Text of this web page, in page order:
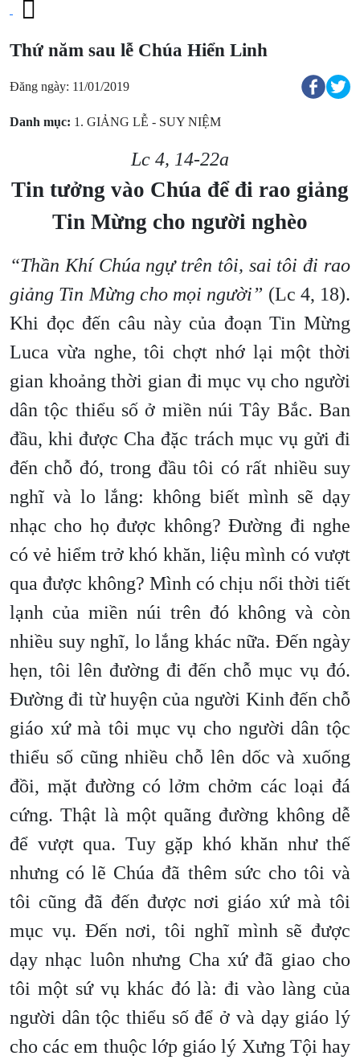
Thứ năm sau lễ Chúa Hiển Linh
Đăng ngày: 11/01/2019
Danh mục: 1. GIẢNG LỄ - SUY NIỆM
Lc 4, 14-22a
Tin tưởng vào Chúa để đi rao giảng
Tin Mừng cho người nghèo
“Thần Khí Chúa ngự trên tôi, sai tôi đi rao
giảng Tin Mừng cho mọi người” (Lc 4, 18).
Khi đọc đến câu này của đoạn Tin Mừng
Luca vừa nghe, tôi chợt nhớ lại một thời
gian khoảng thời gian đi mục vụ cho người
dân tộc thiểu số ở miền núi Tây Bắc. Ban
đầu, khi được Cha đặc trách mục vụ gửi đi
đến chỗ đó, trong đầu tôi có rất nhiều suy
nghĩ và lo lắng: không biết mình sẽ dạy
nhạc cho họ được không? Đường đi nghe
có vẻ hiểm trở khó khăn, liệu mình có vượt
qua được không? Mình có chịu nổi thời tiết
lạnh của miền núi trên đó không và còn
nhiều suy nghĩ, lo lắng khác nữa. Đến ngày
hẹn, tôi lên đường đi đến chỗ mục vụ đó.
Đường đi từ huyện của người Kinh đến chỗ
giáo xứ mà tôi mục vụ cho người dân tộc
thiểu số cũng nhiều chỗ lên dốc và xuống
đồi, mặt đường có lởm chởm các loại đá
cứng. Thật là một quãng đường không dễ
để vượt qua. Tuy gặp khó khăn như thế
nhưng có lẽ Chúa đã thêm sức cho tôi và
tôi cũng đã đến được nơi giáo xứ mà tôi
mục vụ. Đến nơi, tôi nghĩ mình sẽ được
dạy nhạc luôn nhưng Cha xứ đã giao cho
tôi một sứ vụ khác đó là: đi vào làng của
người dân tộc thiểu số để ở và dạy giáo lý
cho các em thuộc lớp giáo lý Xưng Tội hay